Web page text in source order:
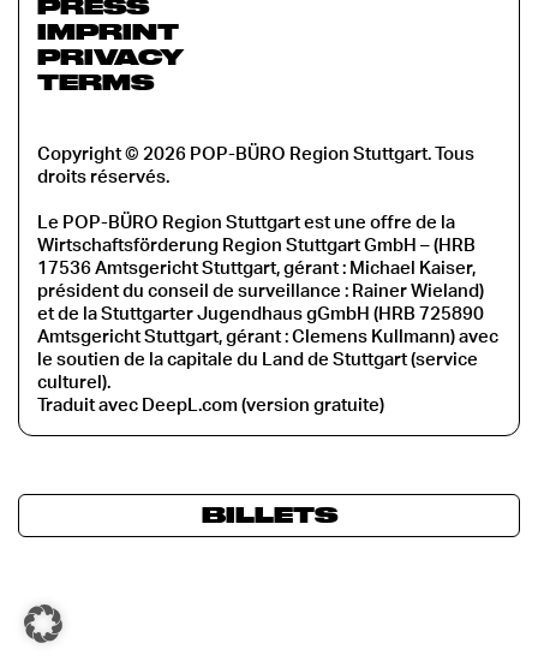
PRESS
IMPRINT
PRIVACY
TERMS
Copyright © 2026 POP-BÜRO Region Stuttgart. Tous
droits réservés.
Le POP-BÜRO Region Stuttgart est une offre de la
Wirtschaftsförderung Region Stuttgart GmbH – (HRB
17536 Amtsgericht Stuttgart, gérant : Michael Kaiser,
président du conseil de surveillance : Rainer Wieland)
et de la Stuttgarter Jugendhaus gGmbH (HRB 725890
Amtsgericht Stuttgart, gérant : Clemens Kullmann) avec
le soutien de la capitale du Land de Stuttgart (service
culturel).
Traduit avec DeepL.com (version gratuite)
BILLETS